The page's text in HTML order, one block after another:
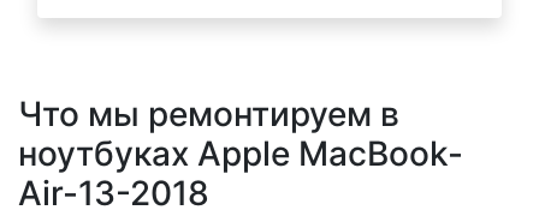
Что мы ремонтируем в
ноутбуках Apple MacBook-
Air-13-2018